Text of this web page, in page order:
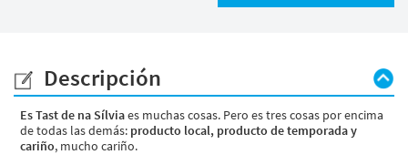
Descripción
Es Tast de na Sílviaes muchas cosas. Pero es tres cosas por encima
de todas las demás: producto local, producto de temporada y
cariño, mucho cariño.